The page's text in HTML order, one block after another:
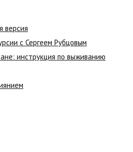
версия
с Сергеем Рубцовым
инструкция по выживанию